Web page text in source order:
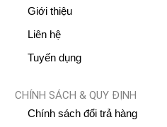
Giới thiệu
Liên hệ
Tuyến dụng
CHÍNH SÁCH & QUY ĐỊNH
Chính sách đổi trả hàng